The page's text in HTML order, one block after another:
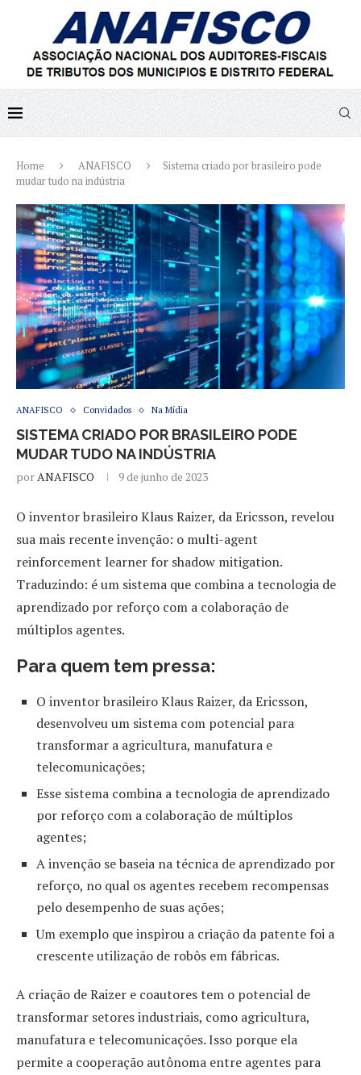
Home ANAFISCO
Sistema criado por brasileiro pode
mudar tudo na indústria
ANAFISCO Convidados Na Mídia
SISTEMA CRIADO POR BRASILEIRO PODE
MUDAR TUDO NA INDÚSTRIA
porANAFISCO 9 de junho de 2023
O inventor brasileiro Klaus Raizer, da Ericsson, revelou
sua mais recente invenção: o multi-agent
reinforcement learner for shadow mitigation.
Traduzindo: é um sistema que combina a tecnologia de
aprendizado por reforço com a colaboração de
múltiplos agentes.
Para quem tem pressa:
O inventor brasileiro Klaus Raizer, da Ericsson,
desenvolveu um sistema com potencial para
transformar a agricultura, manufatura e
telecomunicações;
Esse sistema combina a tecnologia de aprendizado
por reforço com a colaboração de múltiplos
agentes;
A invenção se baseia na técnica de aprendizado por
reforço, no qual os agentes recebem recompensas
pelo desempenho de suas ações;
Um exemplo que inspirou a criação da patente foi a
crescente utilização de robôs em fábricas.
A criação de Raizer e coautores tem o potencial de
transformar setores industriais, como agricultura,
manufatura e telecomunicações. Isso porque ela
permite a cooperação autônoma entre agentes para